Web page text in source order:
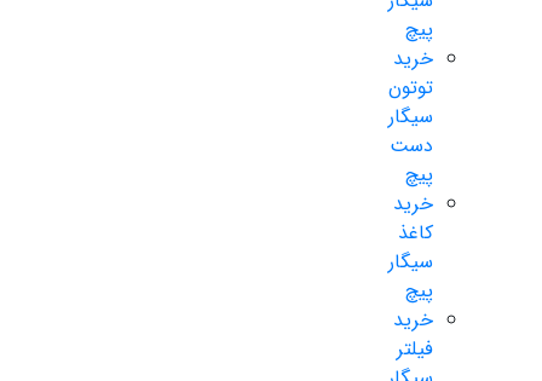
پیچ
خرید
توتون
سیگار
دست
پیچ
خرید
کاغذ
سیگار
پیچ
خرید
فیلتر